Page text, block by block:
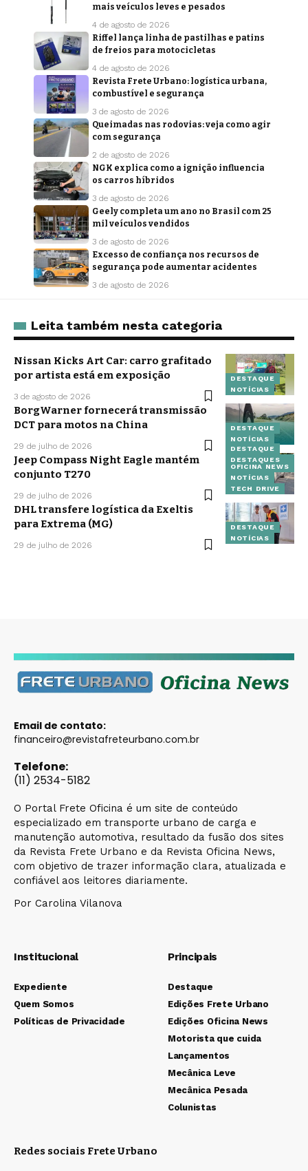
mais veículos leves e pesados
4 de agosto de 2026
Riffel lança linha de pastilhas e patins
de freios para motocicletas
4 de agosto de 2026
Revista Frete Urbano: logística urbana,
combustível e segurança
3 de agosto de 2026
Queimadas nas rodovias: veja como agir
com segurança
2 de agosto de 2026
NGK explica como a ignição influencia
os carros híbridos
3 de agosto de 2026
Geely completa um ano no Brasil com 25
mil veículos vendidos
3 de agosto de 2026
Excesso de confiança nos recursos de
segurança pode aumentar acidentes
3 de agosto de 2026
Leita também nesta categoria
DESTAQUE
NOTÍCIAS
Nissan Kicks Art Car: carro grafitado
por artista está em exposição
3 de agosto de 2026
DESTAQUE
NOTÍCIAS
BorgWarner fornecerá transmissão
DCT para motos na China
29 de julho de 2026
DESTAQUE
DESTAQUES
OFICINA NEWS
NOTÍCIAS
TECH DRIVE
Jeep Compass Night Eagle mantém
conjunto T270
29 de julho de 2026
DESTAQUE
NOTÍCIAS
DHL transfere logística da Exeltis
para Extrema (MG)
29 de julho de 2026
Email de contato:
financeiro@revistafreteurbano.com.br
Telefone:
(11) 2534-5182
O Portal Frete Oficina é um site de conteúdo
especializado em transporte urbano de carga e
manutenção automotiva, resultado da fusão dos sites
da Revista Frete Urbano e da Revista Oficina News,
com objetivo de trazer informação clara, atualizada e
confiável aos leitores diariamente.
Por Carolina Vilanova
Institucional
Expediente
Quem Somos
Políticas de Privacidade
Principais
Destaque
Edições Frete Urbano
Edições Oficina News
Motorista que cuida
Lançamentos
Mecânica Leve
Mecânica Pesada
Colunistas
Redes sociais Frete Urbano